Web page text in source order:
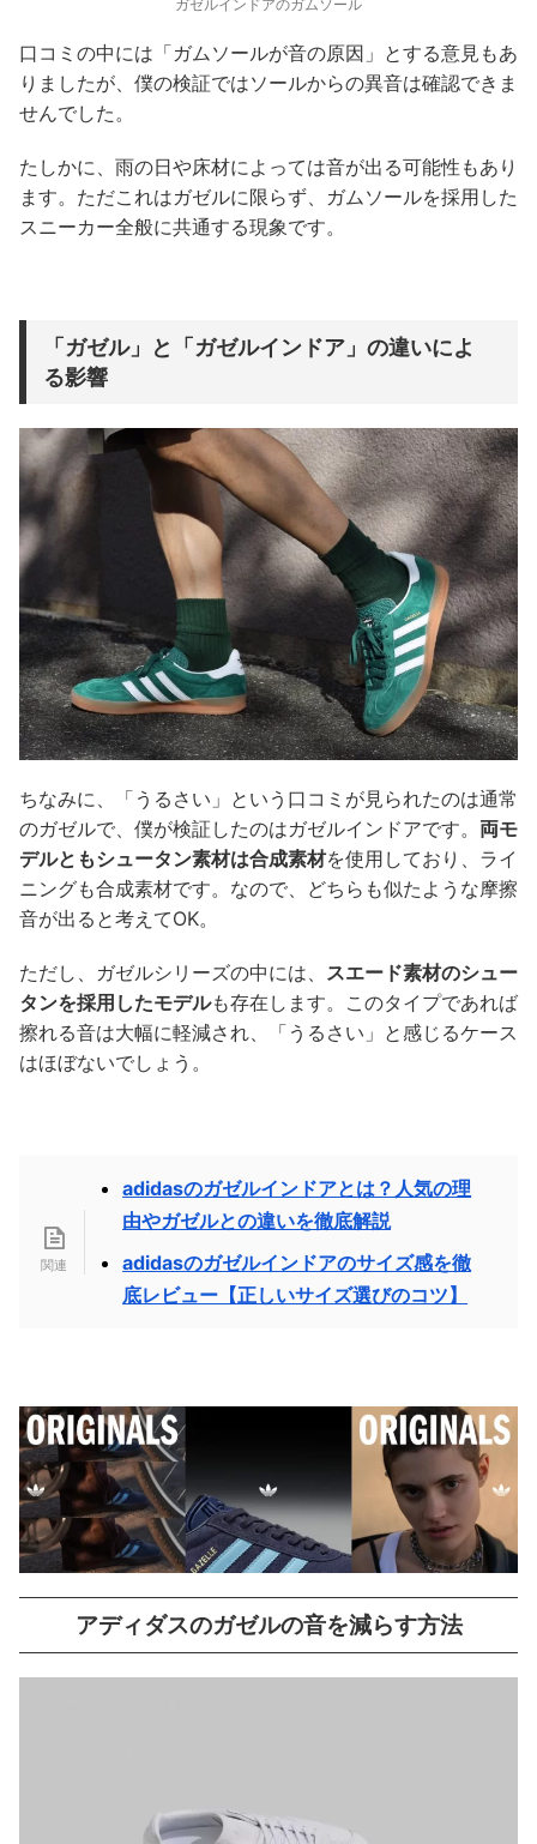
ガゼルインドアのガムソール
口コミの中には「ガムソールが音の原因」とする意見もあ
りましたが、僕の検証ではソールからの異音は確認できま
せんでした。
たしかに、雨の日や床材によっては音が出る可能性もあり
ます。ただこれはガゼルに限らず、ガムソールを採用した
スニーカー全般に共通する現象です。
「ガゼル」と「ガゼルインドア」の違いによ
る影響
ちなみに、「うるさい」という口コミが見られたのは通常
のガゼルで、僕が検証したのはガゼルインドアです。 両モ
デルともシュータン素材は合成素材を使用しており、ライ
ニングも合成素材です。なので、どちらも似たような摩擦
音が出ると考えてOK。
ただし、ガゼルシリーズの中には、 スエード素材のシュー
タンを採用したモデルも存在します。このタイプであれば
擦れる音は大幅に軽減され、「うるさい」と感じるケース
はほぼないでしょう。
adidasのガゼルインドアとは？人気の理
由やガゼルとの違いを徹底解説
adidasのガゼルインドアのサイズ感を徹
底レビュー【正しいサイズ選びのコツ】
アディダスのガゼルの音を減らす方法